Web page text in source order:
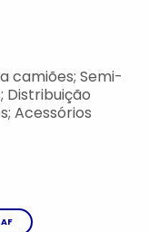
camiões; Semi-
Distribuição
Acessórios